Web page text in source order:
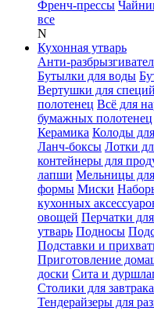
Френч-прессы
все
N
Кухонная утварь
Анти-
Бутылки для воды
Вертушки для специй
полотенец Всё для
бумажных полотенец
Керамика Колоды
Ланч-боксы Лотки
контейнеры для
лапши Мельницы
формы Миски
кухонных
овощей Перчатки
утварь Подносы
Подставки и
Приготовление
доски Сита и
Столики для завтрака
Тендерайзеры для